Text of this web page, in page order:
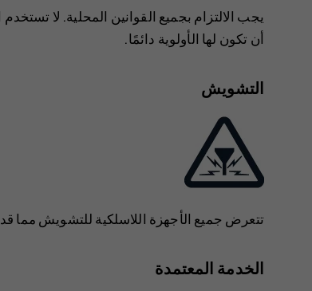
يجب الالتزام بجميع القوانين المحلية. لا
أن تكون لها الأولوية دائمًا.
التشويش
تتعرض جميع الأجهزة اللاسلكية للتشويش مما قد
الخدمة المعتمدة